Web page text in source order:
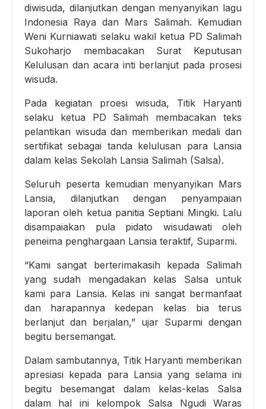
diwisuda, dilanjutkan dengan menyanyikan lagu
Indonesia Raya dan Mars Salimah. Kemudian
Weni Kurniawati selaku wakil ketua PD Salimah
Sukoharjo membacakan Surat Keputusan
Kelulusan dan acara inti berlanjut pada prosesi
wisuda.
Pada kegiatan proesi wisuda, Titik Haryanti
selaku ketua PD Salimah membacakan teks
pelantikan wisuda dan memberikan medali dan
sertifikat sebagai tanda kelulusan para Lansia
dalam kelas Sekolah Lansia Salimah (Salsa).
Seluruh peserta kemudian menyanyikan Mars
Lansia, dilanjutkan dengan penyampaian
laporan oleh ketua panitia Septiani Mingki. Lalu
disampaiakan pula pidato wisudawati oleh
peneima penghargaan Lansia teraktif, Suparmi.
“Kami sangat berterimakasih kepada Salimah
yang sudah mengadakan kelas Salsa untuk
kami para Lansia. Kelas ini sangat bermanfaat
dan harapannya kedepan kelas bia terus
berlanjut dan berjalan,” ujar Suparmi dengan
begitu bersemangat.
Dalam sambutannya, Titik Haryanti memberikan
apresiasi kepada para Lansia yang selama ini
begitu besemangat dalam kelas-kelas Salsa
dalam hal ini kelompok Salsa Ngudi Waras